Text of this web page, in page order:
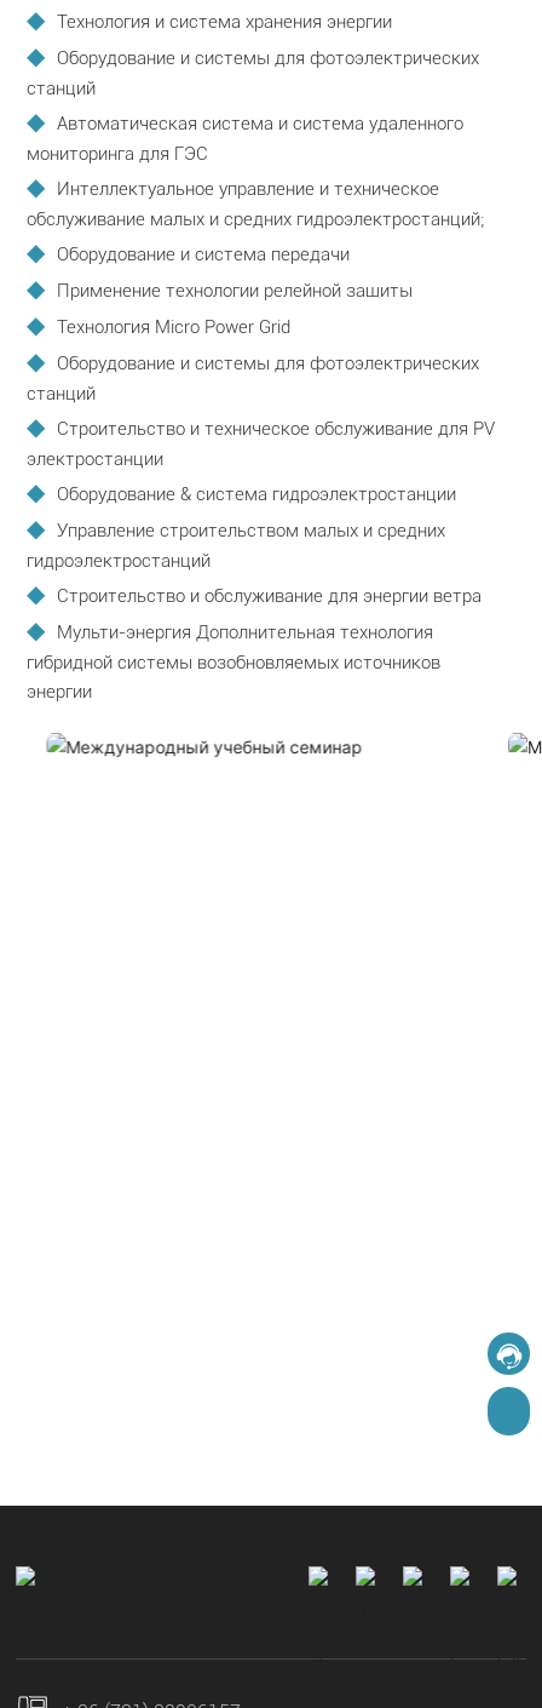
Технология и система хранения энергии
Оборудование и системы для фотоэлектрических
станций
Автоматическая система и система удаленного
мониторинга для ГЭС
Интеллектуальное управление и техническое
обслуживание малых и средних гидроэлектростанций;
Оборудование и система передачи
Применение технологии релейной защиты
Технология Micro Power Grid
Оборудование и системы для фотоэлектрических
станций
Строительство и техническое обслуживание для PV
электростанции
Оборудование & система гидроэлектростанции
Управление строительством малых и средних
гидроэлектростанций
Строительство и обслуживание для энергии ветра
Мульти-энергия Дополнительная технология
гибридной системы возобновляемых источников
энергии
Участники зарегистрировали